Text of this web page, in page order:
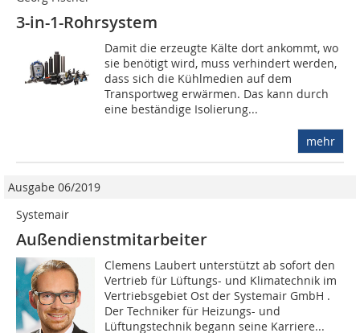
3-in-1-Rohrsystem
Damit die erzeugte Kälte dort ankommt, wo
sie benötigt wird, muss verhindert werden,
dass sich die Kühlmedien auf dem
Transportweg erwärmen. Das kann durch
eine beständige Isolierung...
mehr
Ausgabe 06/2019
Systemair
Außendienstmitarbeiter
Clemens Laubert unterstützt ab sofort den
Vertrieb für Lüftungs- und Klimatechnik im
Vertriebsgebiet Ost der Systemair GmbH .
Der Techniker für Heizungs- und
Lüftungstechnik begann seine Karriere...